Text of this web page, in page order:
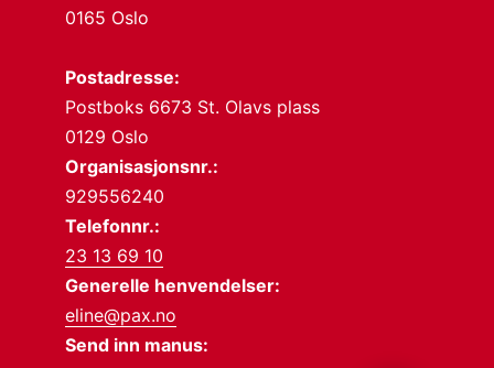
0165 Oslo
Postadresse:
Postboks 6673 St. Olavs plass
0129 Oslo
Organisasjonsnr.:
929556240
Telefonnr.:
23 13 69 10
Generelle henvendelser:
eline@pax.no
Send inn manus: